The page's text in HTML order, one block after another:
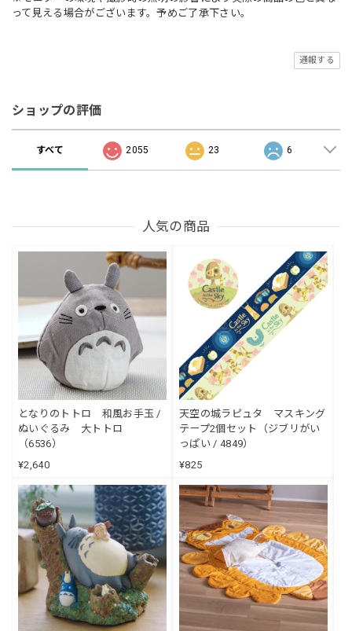
って見える場合がございます。予めご了承下さい。
通報する
ショップの評価
すべて 2055 23 6
人気の商品
となりのトトロ 和風お手玉 /
ぬいぐるみ 大トトロ
（6536）
¥2,640
天空の城ラピュタ マスキング
テープ2個セット（ジブリがい
っぱい / 4849）
¥825